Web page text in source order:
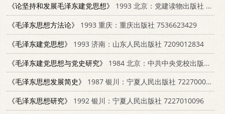
《论坚持和发展毛泽东建党思想》
1993 北京：党建读物出版社 7800980294
《毛泽东思想方法论》
1993 重庆：重庆出版社 7536623429
《毛泽东建党思想》
1993 济南：山东人民出版社 7209012834
《毛泽东建党思想与党史研究》
1984 北京：中共中央党校出版社；长沙：湖南人民出版社 3109·513
《毛泽东思想发展简史》
1987 银川：宁夏人民出版社 722700049A
《毛泽东思想研究》
1992 银川：宁夏人民出版社 7227010096